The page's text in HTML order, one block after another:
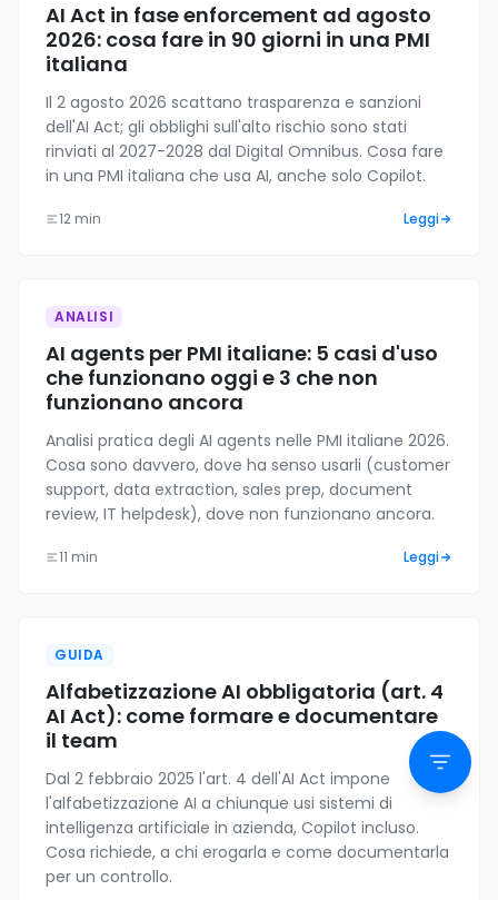
AI Act in fase enforcement ad agosto
2026: cosa fare in 90 giorni in una PMI
italiana
Il 2 agosto 2026 scattano trasparenza e sanzioni
dell'AI Act; gli obblighi sull'alto rischio sono stati
rinviati al 2027-2028 dal Digital Omnibus. Cosa fare
in una PMI italiana che usa AI, anche solo Copilot.
12 min Leggi
ANALISI
AI agents per PMI italiane: 5 casi d'uso
che funzionano oggi e 3 che non
funzionano ancora
Analisi pratica degli AI agents nelle PMI italiane 2026.
Cosa sono davvero, dove ha senso usarli (customer
support, data extraction, sales prep, document
review, IT helpdesk), dove non funzionano ancora.
11 min Leggi
GUIDA
Alfabetizzazione AI obbligatoria (art. 4
AI Act): come formare e documentare
il team
Dal 2 febbraio 2025 l'art. 4 dell'AI Act impone
l'alfabetizzazione AI a chiunque usi sistemi di
intelligenza artificiale in azienda, Copilot incluso.
Cosa richiede, a chi erogarla e come documentarla
per un controllo.